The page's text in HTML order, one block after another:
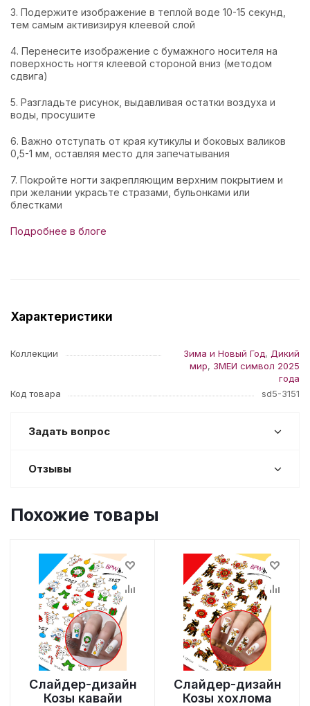
3. Подержите изображение в теплой воде 10-15 секунд,
тем самым активизируя клеевой слой
4. Перенесите изображение с бумажного носителя на
поверхность ногтя клеевой стороной вниз (методом
сдвига)
5. Разгладьте рисунок, выдавливая остатки воздуха и
воды, просушите
6. Важно отступать от края кутикулы и боковых валиков
0,5-1 мм, оставляя место для запечатывания
7. Покройте ногти закрепляющим верхним покрытием и
при желании украсьте стразами, бульонками или
блестками
Подробнее в блоге
Характеристики
Коллекции Зима и Новый Год, Дикий
мир, ЗМЕИ символ 2025
года
Код товара
sd5-3151
Задать вопрос
Отзывы
Похожие товары
Слайдер-дизайн
Козы кавайи
Слайдер-дизайн
Козы хохлома